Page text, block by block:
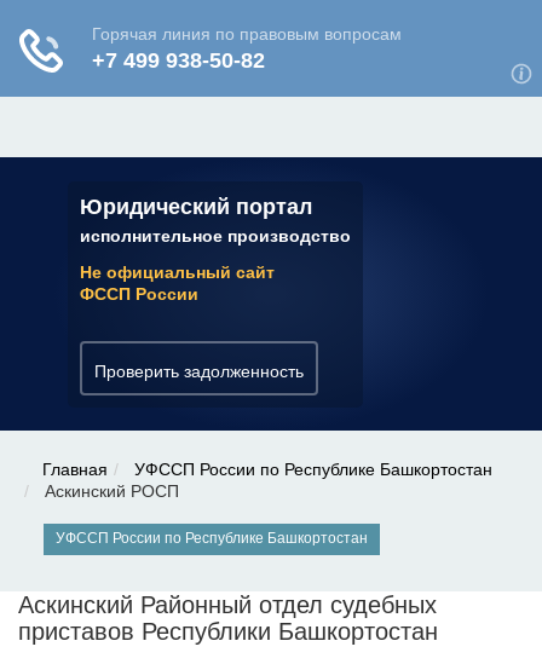
Юридический портал
исполнительное производство
Не официальный сайт
ФССП России
Проверить задолженность
✆ 7 (800) 350-22-64
Главная
УФССП России по Республике Башкортостан
Аскинский РОСП
УФССП России по Республике Башкортостан
Аскинский Районный отдел судебных
приставов Республики Башкортостан